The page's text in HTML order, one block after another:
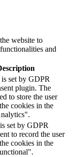
website to
and
set by GDPR
plugin. The
to store the user
cookies in the
set by GDPR
to record the user
cookies in the